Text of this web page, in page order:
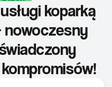
koparką
nowoczesny